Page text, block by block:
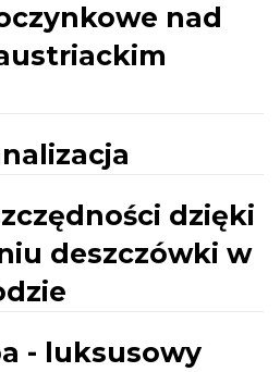
nad
dzięki
deszczówki w
- luksusowy